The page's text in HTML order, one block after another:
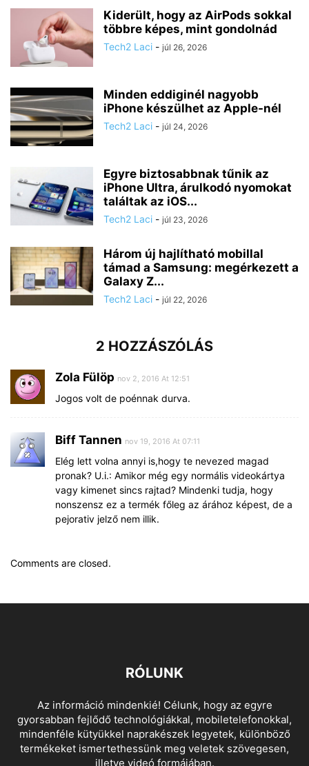
Kiderült, hogy az AirPods sokkal
többre képes, mint gondolnád
Tech2 Laci - júl 26, 2026
Minden eddiginél nagyobb
iPhone készülhet az Apple-nél
Tech2 Laci - júl 24, 2026
Egyre biztosabbnak tűnik az
iPhone Ultra, árulkodó nyomokat
találtak az iOS...
Tech2 Laci - júl 23, 2026
Három új hajlítható mobillal
támad a Samsung: megérkezett a
Galaxy Z...
Tech2 Laci - júl 22, 2026
2 HOZZÁSZÓLÁS
Zola Fülöp nov 2, 2016 At 12:51
Jogos volt de poénnak durva.
Biff Tannen nov 19, 2016 At 07:11
Elég lett volna annyi is,hogy te nevezed magad
pronak? U.i.: Amikor még egy normális videokártya
vagy kimenet sincs rajtad? Mindenki tudja, hogy
nonszensz ez a termék főleg az árához képest, de a
pejorativ jelző nem illik.
Comments are closed.
RÓLUNK
Az információ mindenkié! Célunk, hogy az egyre
gyorsabban fejlődő technológiákkal, mobiletelefonokkal,
mindenféle kütyükkel naprakészek legyetek, különböző
termékeket ismertethessünk meg veletek szövegesen,
illetve videó formájában.